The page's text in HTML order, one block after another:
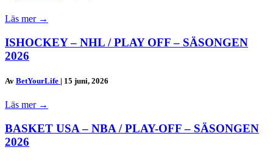
Läs mer →
ISHOCKEY – NHL / PLAY OFF – SÄSONGEN
2026
Av BetYourLife | 15 juni, 2026
Läs mer →
BASKET USA – NBA / PLAY-OFF – SÄSONGEN
2026